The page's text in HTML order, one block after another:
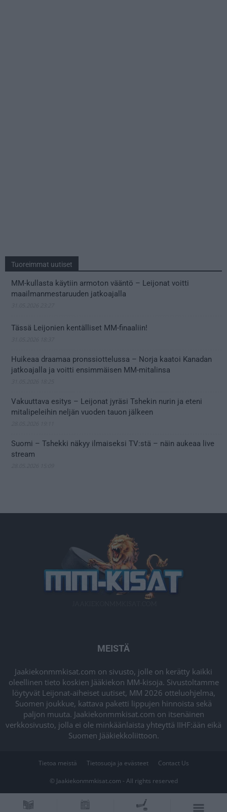
Tuoreimmat uutiset
MM-kullasta käytiin armoton vääntö – Leijonat voitti
maailmanmestaruuden jatkoajalla
Tässä Leijonien kentälliset MM-finaaliin!
Huikeaa draamaa pronssiottelussa – Norja kaatoi Kanadan
jatkoajalla ja voitti ensimmäisen MM-mitalinsa
Vakuuttava esitys – Leijonat jyräsi Tshekin nurin ja eteni
mitalipeleihin neljän vuoden tauon jälkeen
Suomi – Tshekki näkyy ilmaiseksi TV:stä – näin aukeaa live
stream
MEISTÄ
Jaakiekonmmkisat.com on sivusto, jolle on kerätty kaikki
oleellinen tieto koskien Jääkiekon MM-kisoja. Sivustoltamme
löytyvät Leijonat-aiheiset uutiset, MM 2026 otteluohjelma,
Suomen joukkue, kattava paketti lippujen hinnoista sekä
paljon muuta. Jaakiekonmmkisat.com on itsenäinen
verkkosivusto, jolla ei ole minkäänlaista yhteyttä IIHF:ään eikä
Suomen Jääkiekkoliittoon.
Tietoa meistä Tietosuoja ja evästeet Contact Us
© Jaakiekonmmkisat.com - All rights reserved